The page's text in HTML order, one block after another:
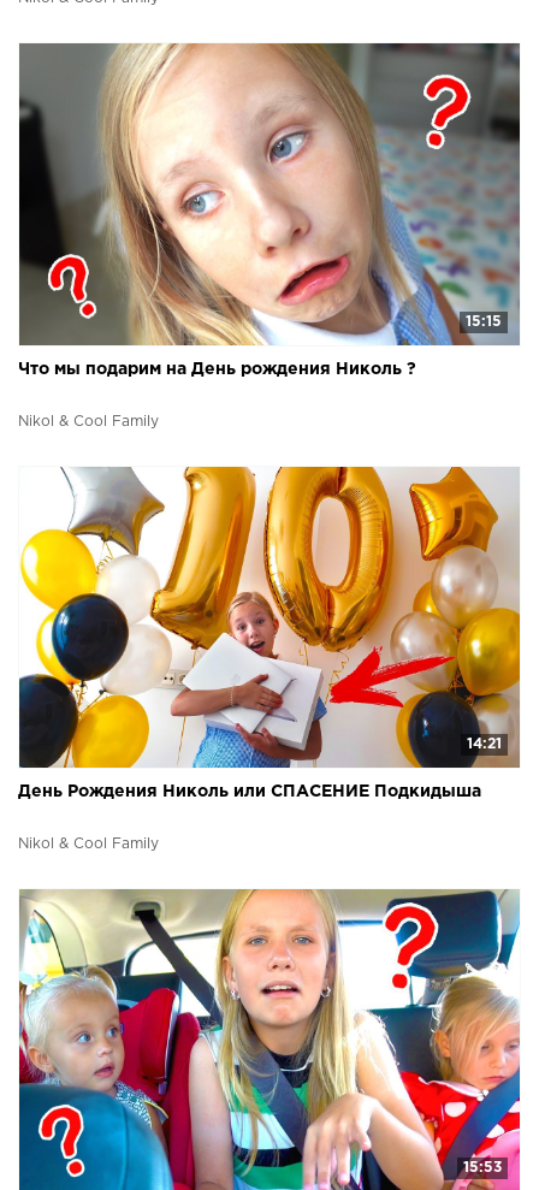
15:15
Что мы подарим на День рождения Николь ?
Nikol & Cool Family
14:21
День Рождения Николь или СПАСЕНИЕ Подкидыша
Nikol & Cool Family
15:53